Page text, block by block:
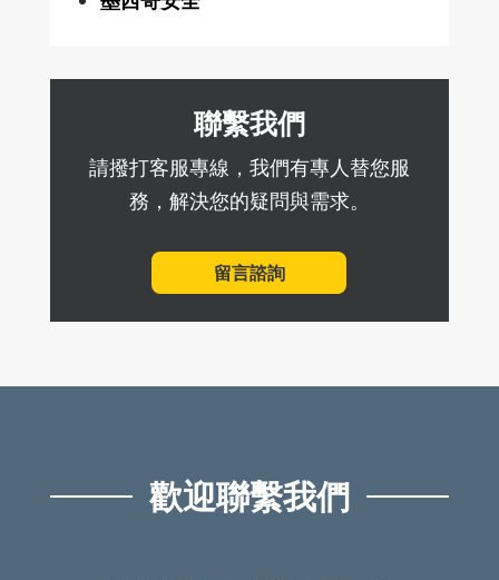
聯繫我們
請撥打客服專線，我們有專人替您服
務，解決您的疑問與需求。
留言諮詢
歡迎聯繫我們